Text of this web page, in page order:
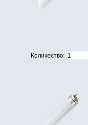
Количество: